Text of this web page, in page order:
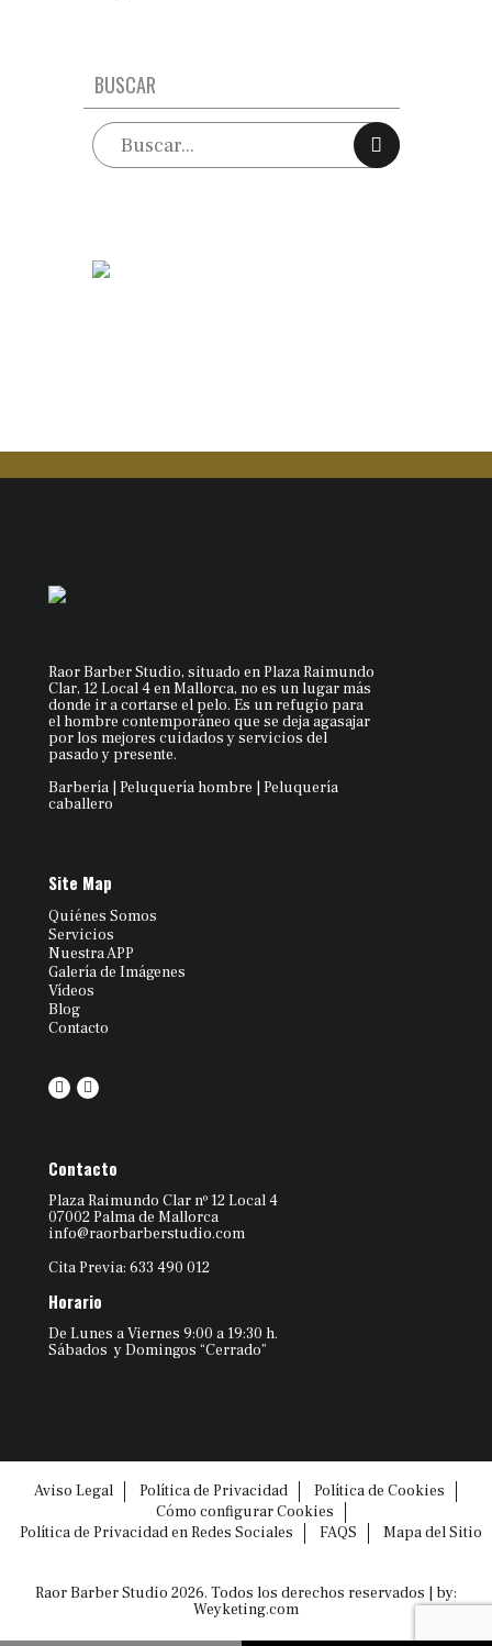
BUSCAR
Raor Barber Studio, situado en Plaza Raimundo
Clar, 12 Local 4 en Mallorca, no es un lugar más
donde ir a cortarse el pelo. Es un refugio para
el hombre contemporáneo que se deja agasajar
por los mejores cuidados y servicios del
pasado y presente.
Barbería | Peluquería hombre | Peluquería
caballero
Site Map
Quiénes Somos
Servicios
Nuestra APP
Galería de Imágenes
Vídeos
Blog
Contacto
Contacto
Plaza Raimundo Clar nº 12 Local 4
07002 Palma de Mallorca
info@raorbarberstudio.com
Cita Previa: 633 490 012
Horario
De Lunes a Viernes 9:00 a 19:30 h.
Sábados y Domingos “Cerrado”
Aviso Legal Política de Privacidad
Política de Cookies
Cómo configurar Cookies
Política de Privacidad en Redes Sociales
FAQS Mapa del Sitio
Raor Barber Studio 2026. Todos los derechos reservados | by:
Weyketing.com